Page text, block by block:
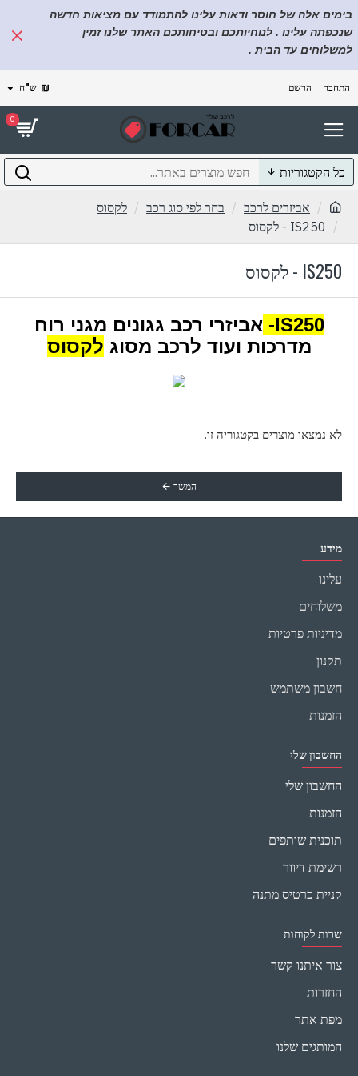
בימים אלה של חוסר ודאות עלינו להתמודד עם מציאות חדשה
שנכפתה עלינו . לנוחיותכם ובטיחותכם האתר שלנו זמין
למשלוחים עד הבית .
התחבר הרשם ₪ ש"ח
0
כל הקטגוריות
אביזרים לרכב בחר לפי סוג רכב
לקסוס
IS250 - לקסוס
IS250 - לקסוס
IS250-
אביזרי רכב גגונים מגני רוח
מדרכות ועוד לרכב מסוג לקסוס
לא נמצאו מוצרים בקטגוריה זו.
המשך
מידע
עלינו
משלוחים
מדיניות פרטיות
תקנון
חשבון משתמש
הזמנות
החשבון שלי
החשבון שלי
הזמנות
תוכנית שותפים
רשימת דיוור
קניית כרטיס מתנה
שרות לקוחות
צור איתנו קשר
החזרות
מפת אתר
המותגים שלנו